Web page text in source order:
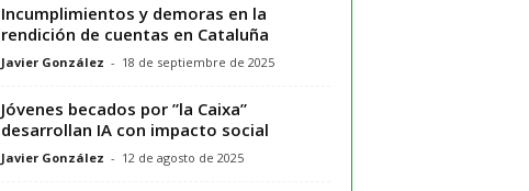
Incumplimientos y demoras en la
rendición de cuentas en Cataluña
Javier González - 18 de septiembre de 2025
Jóvenes becados por ”la Caixa”
desarrollan IA con impacto social
Javier González - 12 de agosto de 2025